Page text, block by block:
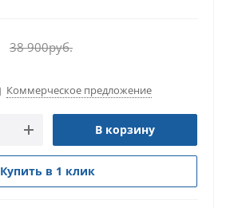
38 900руб.
Коммерческое предложение
В корзину
Купить в 1 клик